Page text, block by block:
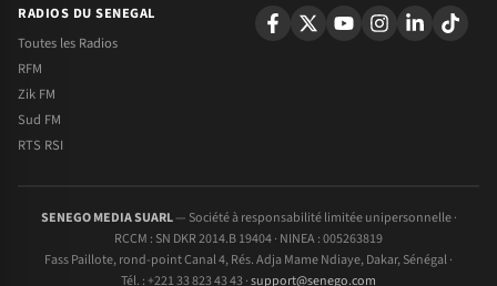
RADIOS DU SENEGAL
Toutes les Radios
RFM
Zik FM
Sud FM
RTS RSI
SENEGO MEDIA SUARL— Société à responsabilité limitée unipersonnelle ·
RCCM : SN DKR 2014.B 19404 · NINEA : 005263819
Fass Paillote, rond-point Canal 4, Rés. Adja Mame Ndiaye, Dakar, Sénégal ·
Tél. : +221 33 823 43 43 ·support@senego.com